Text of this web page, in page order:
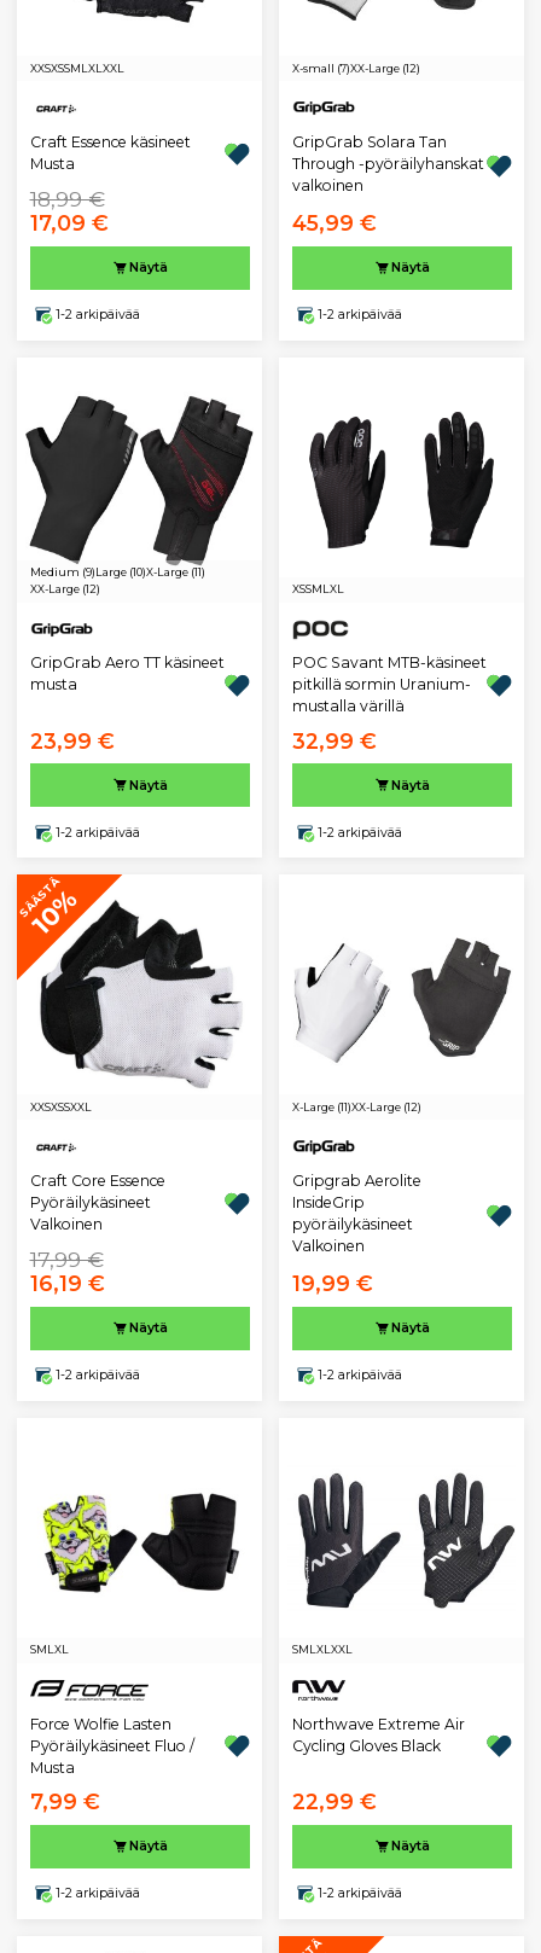
XXSXSSML XL XXL
Craft Essence käsineet
Musta
18,99 €
17,09 €
Näytä
1-2 arkipäivää
X-small (7)XX-Large (12)
GripGrab Solara Tan
Through -pyöräilyhanskat
valkoinen
45,99 €
Näytä
1-2 arkipäivää
Medium (9)Large (10)X-Large (11)
XX-Large (12)
GripGrab Aero TT käsineet
musta
23,99 €
Näytä
1-2 arkipäivää
XSSML XL
POC Savant MTB-käsineet
pitkillä sormin Uranium-
mustalla värillä
32,99 €
Näytä
1-2 arkipäivää
SÄÄSTÄ
10%
XXSXSSXXL
Craft Core Essence
Pyöräilykäsineet
Valkoinen
17,99 €
16,19 €
Näytä
1-2 arkipäivää
X-Large (11)XX-Large (12)
Gripgrab Aerolite
InsideGrip
pyöräilykäsineet
Valkoinen
19,99 €
Näytä
1-2 arkipäivää
SM LXL
Force Wolfie Lasten
Pyöräilykäsineet Fluo /
Musta
7,99 €
Näytä
1-2 arkipäivää
SM LXLXXL
Northwave Extreme Air
Cycling Gloves Black
22,99 €
Näytä
1-2 arkipäivää